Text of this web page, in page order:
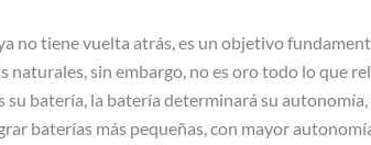
no tiene vuelta atrás, es un objetivo
sin embargo, no es oro todo lo que
batería, la batería determinará su
baterías más pequeñas, con mayor